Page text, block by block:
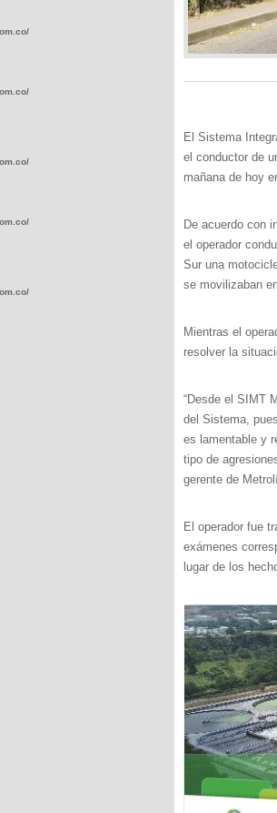
El Sistema
el conductor de
mañana de hoy
De acuerdo con
el operador
Sur una
se movilizaban
Mientras el
resolver la
“Desde el SIMT
del Sistema,
es lamentable y
tipo de
gerente de
El operador fue
exámenes
lugar de los
wp-
wp-
wp-
wp-
wp-